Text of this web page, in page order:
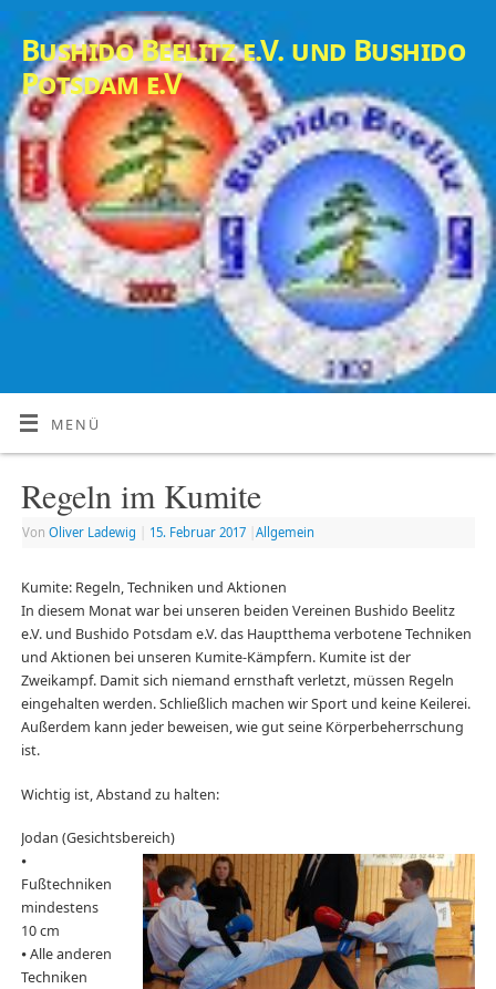
Bushido Beelitz e.V. und Bushido
Potsdam e.V
MENÜ
Regeln im Kumite
Von Oliver Ladewig 15. Februar 2017 Allgemein
Kumite: Regeln, Techniken und Aktionen
In diesem Monat war bei unseren beiden Vereinen Bushido Beelitz
e.V. und Bushido Potsdam e.V. das Hauptthema verbotene Techniken
und Aktionen bei unseren Kumite-Kämpfern. Kumite ist der
Zweikampf. Damit sich niemand ernsthaft verletzt, müssen Regeln
eingehalten werden. Schließlich machen wir Sport und keine Keilerei.
Außerdem kann jeder beweisen, wie gut seine Körperbeherrschung
ist.
Wichtig ist, Abstand zu halten:
Jodan (Gesichtsbereich)
⦁
Fußtechniken
mindestens
10 cm
⦁ Alle anderen
Techniken